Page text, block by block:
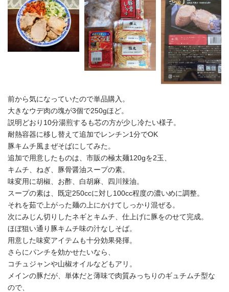
前から気になっていたので単品購入。
大きなウデ肉の塊が3個で250gほど。
説明どおり10分湯煎するも芯の方が少し冷たい様子。
耐熱容器に移し替えて追加でレンチン1分でOK
豚キムチ風まぜそばにしてみた。
追加で用意したものは、市販の極太麺120gを2玉、
キムチ、ねぎ、豚骨醤油スープの素。
味変用に胡椒、お酢、白胡麻、四川辣油。
スープの素は、既定250ccに対し100cc程度の濃いめに調整。
それを茹で上がった麺の上にかけてしっかり混ぜる。
次にみじん切りしたネギとキムチ、仕上げに豚をのせて完成。
ほぼ狙い通り豚キムチ味の汁なしそば。
用意した味変アイテムも十分効果発揮。
さらにパンチを効かせたいなら、
コチュジャンや山椒オイルなどもアリ。
メインの豚だが、単体だと薄味で肉質みっちりのギュチムチ型な
ので、